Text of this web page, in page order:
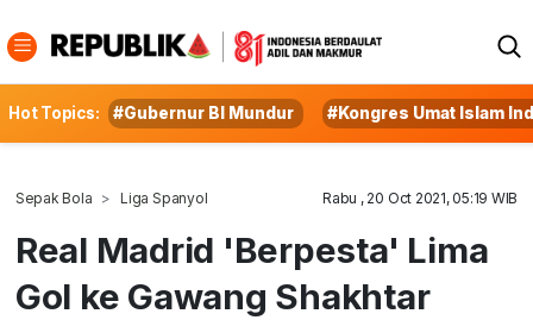
Hot Topics: #Gubernur BI Mundur #Kongres Umat Islam
Sepak Bola Liga Spanyol Rabu , 20 Oct 2021, 05:19 WIB
Real Madrid 'Berpesta' Lima
Gol ke Gawang Shakhtar